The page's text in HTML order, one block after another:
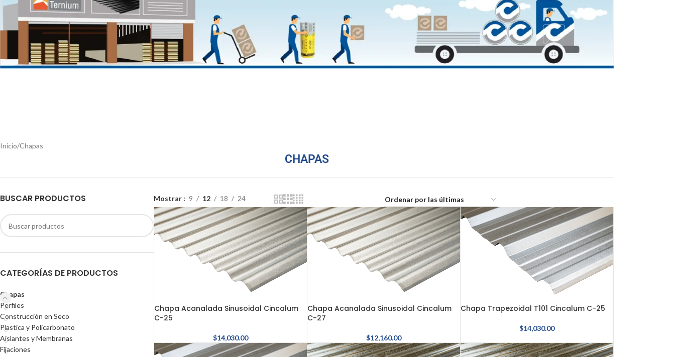
Galvanizada
Cincalum
Chapa Acanalada
Chapa Trapezoidal
Chapa U45 (K18)
Inicio Chapas
CHAPAS
BUSCAR PRODUCTOS
CATEGORÍAS DE PRODUCTOS
Chapas
Perfiles
Construcción en Seco
Plastica y Policarbonato
Aislantes y Membranas
Fijaciones
Mostrar 9 12 18 24
Chapa Acanalada Sinusoidal Cincalum
C-25
$14,030.00
Chapa Acanalada Sinusoidal Cincalum
C-27
$12,160.00
Chapa Trapezoidal T101 Cincalum C-25
$14,030.00